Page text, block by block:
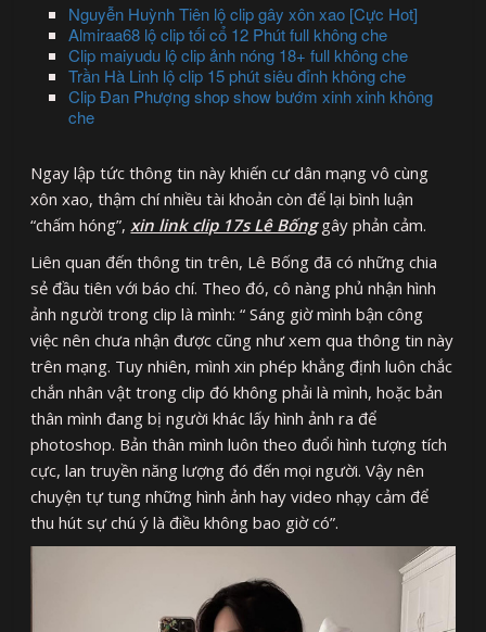
Nguyễn Huỳnh Tiên lộ clip gây xôn xao [Cực Hot]
Almiraa68 lộ clip tối cổ 12 Phút full không che
Clip maiyudu lộ clip ảnh nóng 18+ full không che
Trần Hà Linh lộ clip 15 phút siêu đỉnh không che
Clip Đan Phượng shop show bướm xinh xinh không
che
Ngay lập tức thông tin này khiến cư dân mạng vô cùng
xôn xao, thậm chí nhiều tài khoản còn để lại bình luận
“chấm hóng”, xin link clip 17s Lê Bốnggây phản cảm.
Liên quan đến thông tin trên, Lê Bống đã có những chia
sẻ đầu tiên với báo chí. Theo đó, cô nàng phủ nhận hình
ảnh người trong clip là mình: “ Sáng giờ mình bận công
việc nên chưa nhận được cũng như xem qua thông tin này
trên mạng. Tuy nhiên, mình xin phép khẳng định luôn chắc
chắn nhân vật trong clip đó không phải là mình, hoặc bản
thân mình đang bị người khác lấy hình ảnh ra để
photoshop. Bản thân mình luôn theo đuổi hình tượng tích
cực, lan truyền năng lượng đó đến mọi người. Vậy nên
chuyện tự tung những hình ảnh hay video nhạy cảm để
thu hút sự chú ý là điều không bao giờ có”.